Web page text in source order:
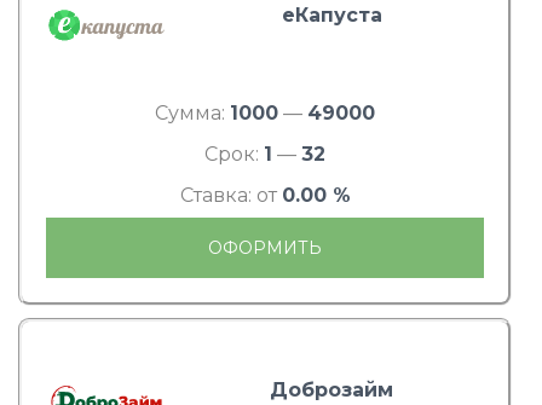
еКапуста
Сумма: 1000 — 49000
Срок: 1 — 32
Ставка: от 0.00 %
ОФОРМИТЬ
Доброзайм